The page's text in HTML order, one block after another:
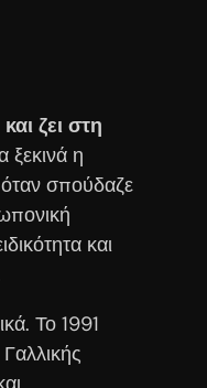
ζει στη
ξεκινά η
σπούδαζε
και
Το 1991